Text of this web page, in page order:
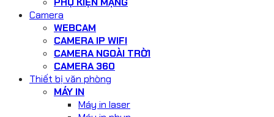
Camera
WEBCAM
CAMERA IP WIFI
CAMERA NGOÀI TRỜI
CAMERA 360
Thiết bị văn phòng
MÁY IN
Máy in laser